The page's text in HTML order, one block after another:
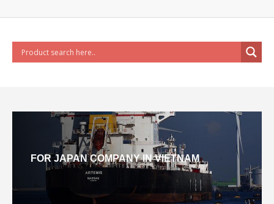
FOR JAPAN COMPANY IN VIETNAM